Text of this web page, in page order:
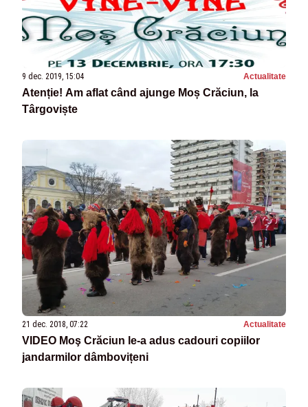
9 dec. 2019, 15:04 Actualitate
Atenție! Am aflat când ajunge Moș Crăciun, la
Târgoviște
21 dec. 2018, 07:22 Actualitate
VIDEO Moş Crăciun le-a adus cadouri copiilor
jandarmilor dâmbovițeni